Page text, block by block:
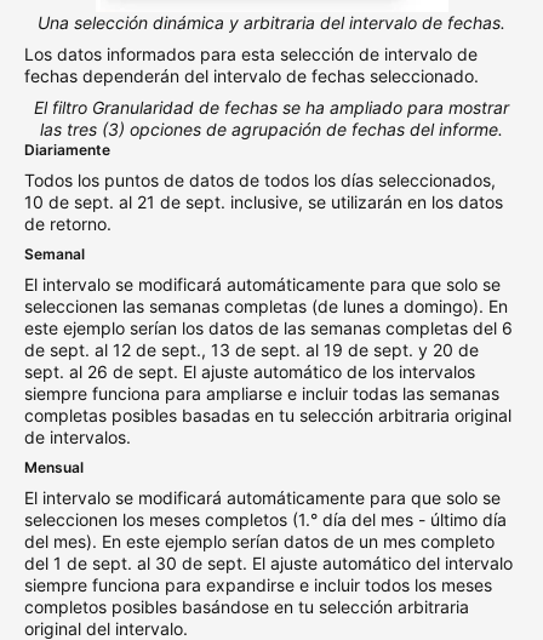
Una selección dinámica y arbitraria del intervalo de fechas.
Los datos informados para esta selección de intervalo de
fechas dependerán del intervalo de fechas seleccionado.
El filtro Granularidad de fechas se ha ampliado para mostrar
las tres (3) opciones de agrupación de fechas del informe.
Diariamente
Todos los puntos de datos de todos los días seleccionados,
10 de sept. al 21 de sept. inclusive, se utilizarán en los datos
de retorno.
Semanal
El intervalo se modificará automáticamente para que solo se
seleccionen las semanas completas (de lunes a domingo). En
este ejemplo serían los datos de las semanas completas del 6
de sept. al 12 de sept., 13 de sept. al 19 de sept. y 20 de
sept. al 26 de sept. El ajuste automático de los intervalos
siempre funciona para ampliarse e incluir todas las semanas
completas posibles basadas en tu selección arbitraria original
de intervalos.
Mensual
El intervalo se modificará automáticamente para que solo se
seleccionen los meses completos (1.° día del mes - último día
del mes). En este ejemplo serían datos de un mes completo
del 1 de sept. al 30 de sept. El ajuste automático del intervalo
siempre funciona para expandirse e incluir todos los meses
completos posibles basándose en tu selección arbitraria
original del intervalo.